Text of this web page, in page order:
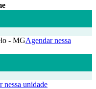
- MGAgendar nessa
nessa unidade